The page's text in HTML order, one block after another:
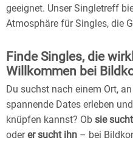
geeignet. Unser Singletreff
Atmosphäre für Singles, die
Finde Singles, die
Willkommen bei
Du suchst nach einem Ort,
spannende Dates erleben und
knüpfen kannst? Ob sie
oderer sucht ihn – bei